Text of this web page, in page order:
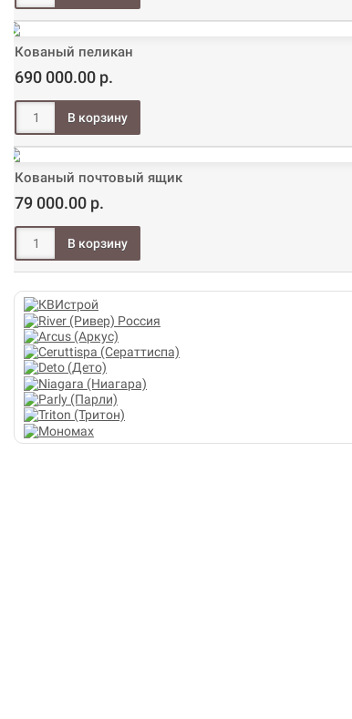
Кованый пеликан
690 000.00 р.
Кованый почтовый ящик
79 000.00 р.